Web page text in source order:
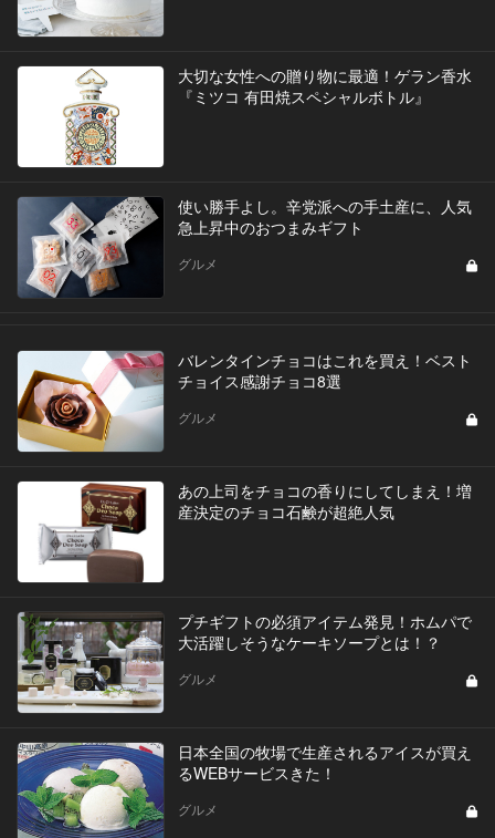
大切な女性への贈り物に最適！ゲラン香水
『ミツコ 有田焼スペシャルボトル』
使い勝手よし。辛党派への手土産に、人気
急上昇中のおつまみギフト
グルメ
バレンタインチョコはこれを買え！ベスト
チョイス感謝チョコ8選
グルメ
あの上司をチョコの香りにしてしまえ！増
産決定のチョコ石鹸が超絶人気
プチギフトの必須アイテム発見！ホムパで
大活躍しそうなケーキソープとは！？
グルメ
日本全国の牧場で生産されるアイスが買え
るWEBサービスきた！
グルメ